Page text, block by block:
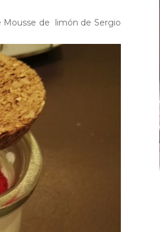
Mousse de limón de Sergio